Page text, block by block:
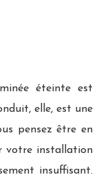
éteinte est
elle, est une
pensez être en
votre installation
insuffisant.